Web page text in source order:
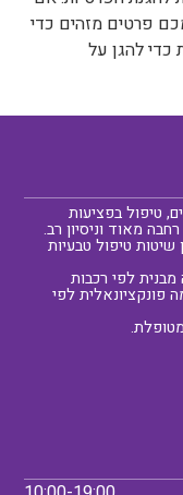
פרטים מזהים כדי
כדי להגן על
טיפול בפציעות
מאוד וניסיון רב.
שיטות טיפול טבעיות
לפי רכבות
פונקציונאלית לפי